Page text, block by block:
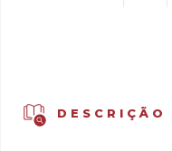
DESCRIÇÃO